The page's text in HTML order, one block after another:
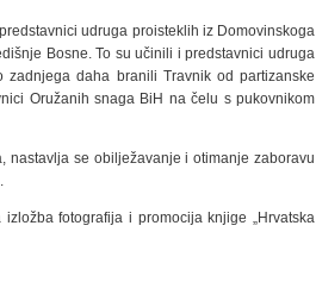
udruga proisteklih iz Domovinskoga
Bosne. To su učinili i predstavnici udruga
daha branili Travnik od partizanske
Oružanih snaga BiH na čelu s pukovnikom
nastavlja se obilježavanje i otimanje zaboravu
fotografija i promocija knjige „Hrvatska